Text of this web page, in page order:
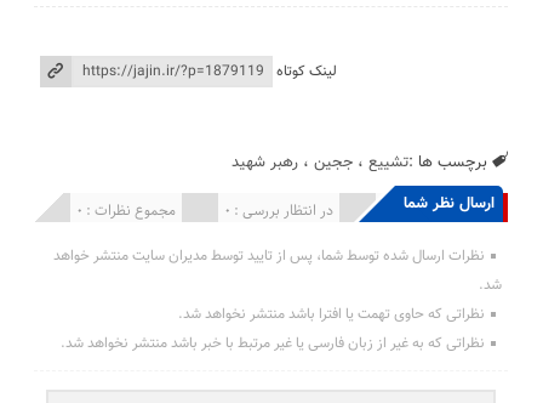
لینک کوتاه
برچسب ها :تشییع ،ججین ،رهبر شهید
ارسال نظر شما مجموع نظرات : 0 در انتظار بررسی : 0 انتشار یافته : 0
نظرات ارسال شده توسط شما، پس از تایید توسط مدیران سایت منتشر خواهد
شد.
نظراتی که حاوی تهمت یا افترا باشد منتشر نخواهد شد.
نظراتی که به غیر از زبان فارسی یا غیر مرتبط با خبر باشد منتشر نخواهد شد.